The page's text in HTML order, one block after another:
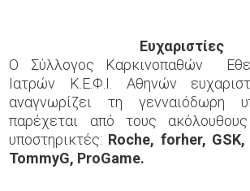
Ευχαριστίες
Ο Σύλλογος Καρκινοπαθών
Ιατρών Κ.Ε.Φ.Ι. Αθηνών
αναγνωρίζει τη γενναιόδωρη
παρέχεται από τους
υποστηρικτές: Roche, forher, GSK,
TommyG, ProGame.